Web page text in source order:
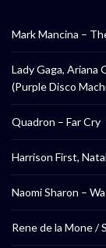
Mark Mancina –
Lady Gaga, Ariana
(Purple Disco
Quadron – Far Cry
Harrison First,
Naomi Sharon –
Rene de la Mone /